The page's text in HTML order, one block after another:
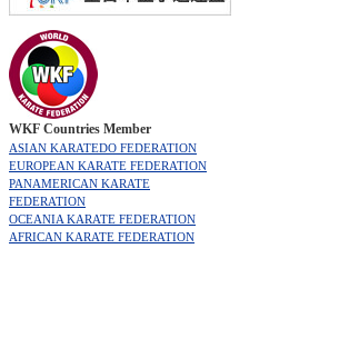
WKF Countries Member
ASIAN KARATEDO FEDERATION
EUROPEAN KARATE FEDERATION
PANAMERICAN KARATE
FEDERATION
OCEANIA KARATE FEDERATION
AFRICAN KARATE FEDERATION